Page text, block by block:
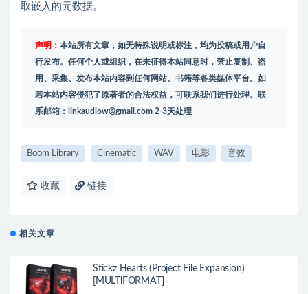
取嵌入的元数据。
声明： 本站所有文章，如无特殊说明或标注，均为投稿或用户自
行发布。任何个人或组织，在未征得本站同意时，禁止复制、盗
用、采集、发布本站内容到任何网站、书籍等各类媒体平台。如
若本站内容侵犯了原著者的合法权益，可联系我们进行处理。联
系邮箱： linkaudiow@gmail.com 2-3天处理
Boom Library Cinematic WAV 电影 音效
收藏 链接
相关文章
Stickz Hearts (Project File Expansion)
[MULTiFORMAT]